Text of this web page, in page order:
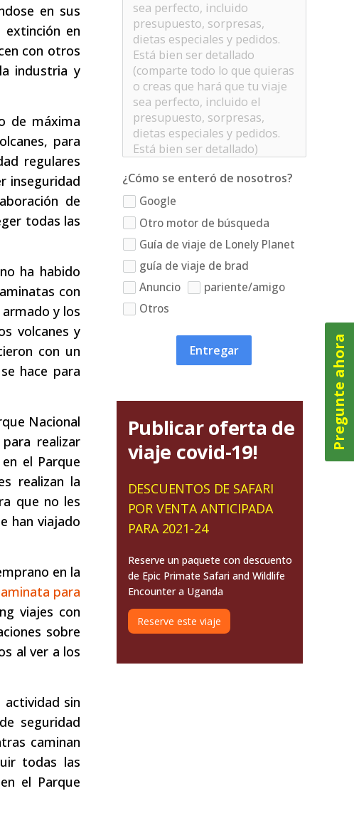
en sus
en
con otros
industria y
de máxima
para
regulares
inseguridad
de
todas las
ha habido
con
y los
volcanes y
con un
hace para
Nacional
realizar
el Parque
realizan la
que no les
han viajado
en la
para
viajes con
sobre
al ver a los
actividad sin
seguridad
caminan
todas las
el Parque
¿Cómo se enteró de nosotros?
Google
Otro motor de búsqueda
Guía de viaje de Lonely Planet
guía de viaje de brad
Anuncio
pariente/amigo
Otros
Entregar
Publicar oferta de
viaje covid-19!
DESCUENTOS DE SAFARI
POR VENTA ANTICIPADA
PARA 2021-24
Reserve un paquete con descuento
de Epic Primate Safari and Wildlife
Encounter a Uganda
Reserve este viaje
Pregunte ahora